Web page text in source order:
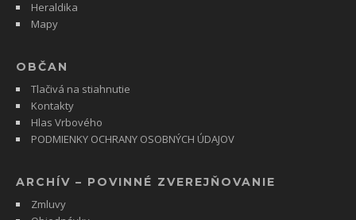
Heraldika
Mapy
OBČAN
Tlačivá na stiahnutie
Kontakty
Hlas Vrbového
PODMIENKY OCHRANY OSOBNÝCH ÚDAJOV
ARCHÍV – POVINNÉ ZVEREJŇOVANIE
Zmluvy